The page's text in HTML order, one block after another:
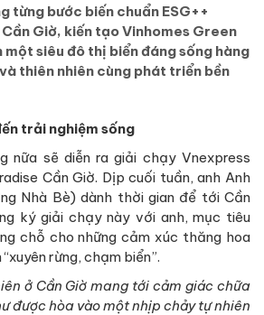
từng bước biến chuẩn ESG++
Giờ, kiến tạo Vinhomes Green
siêu đô thị biển đáng sống hàng
thiên nhiên cùng phát triển bền
trải nghiệm sống
nữa sẽ diễn ra giải chạy Vnexpress
Cần Giờ. Dịp cuối tuần, anh Anh
Nhà Bè) dành thời gian để tới Cần
ký giải chạy này với anh, mục tiêu
chỗ cho những cảm xúc thăng hoa
rừng, chạm biển”.
ở Cần Giờ mang tới cảm giác chữa
được hòa vào một nhịp chảy tự nhiên